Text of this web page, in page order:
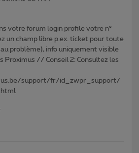
votre forum login profile votre n°
un champ libre p.ex. ticket pour toute
problème), info uniquement visible
Proximus // Conseil 2: Consultez les
support/fr/id_zwpr_support/